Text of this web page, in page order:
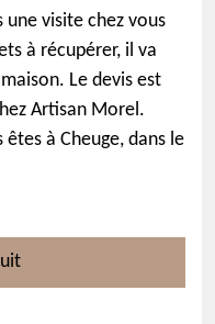
visite chez vous
à récupérer, il va
Le devis est
Artisan Morel.
êtes à Cheuge, dans le